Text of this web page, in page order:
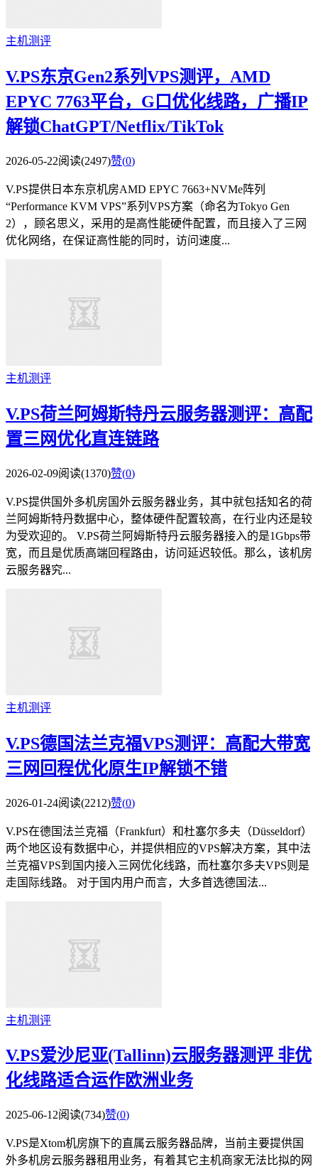
主机测评
V.PS东京Gen2系列VPS测评，AMD
EPYC 7763平台，G口优化线路，广播IP
解锁ChatGPT/Netflix/TikTok
2026-05-22阅读(2497)赞(0)
V.PS提供日本东京机房AMD EPYC 7663+NVMe阵列
“Performance KVM VPS”系列VPS方案（命名为Tokyo Gen
2），顾名思义，采用的是高性能硬件配置，而且接入了三网
优化网络，在保证高性能的同时，访问速度...
主机测评
V.PS荷兰阿姆斯特丹云服务器测评：高配
置三网优化直连链路
2026-02-09阅读(1370)赞(0)
V.PS提供国外多机房国外云服务器业务，其中就包括知名的荷
兰阿姆斯特丹数据中心，整体硬件配置较高，在行业内还是较
为受欢迎的。 V.PS荷兰阿姆斯特丹云服务器接入的是1Gbps带
宽，而且是优质高端回程路由，访问延迟较低。那么，该机房
云服务器究...
主机测评
V.PS德国法兰克福VPS测评：高配大带宽
三网回程优化原生IP解锁不错
2026-01-24阅读(2212)赞(0)
V.PS在德国法兰克福（Frankfurt）和杜塞尔多夫（Düsseldorf）
两个地区设有数据中心，并提供相应的VPS解决方案，其中法
兰克福VPS到国内接入三网优化线路，而杜塞尔多夫VPS则是
走国际线路。 对于国内用户而言，大多首选德国法...
主机测评
V.PS爱沙尼亚(Tallinn)云服务器测评 非优
化线路适合运作欧洲业务
2025-06-12阅读(734)赞(0)
V.PS是Xtom机房旗下的直属云服务器品牌，当前主要提供国
外多机房云服务器租用业务，有着其它主机商家无法比拟的网